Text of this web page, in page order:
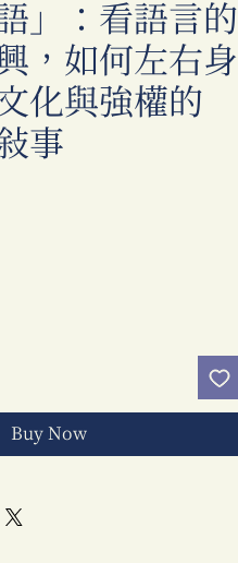
」：看語言的
，如何左右身
化與強權的
事
Buy Now